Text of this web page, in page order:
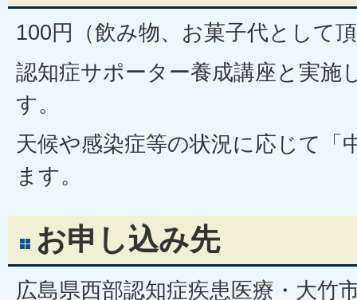
100円（飲み物、お菓子代として
認知症サポーター養成講座と実施
す。
天候や感染症等の状況に応じて「
ます。
お申し込み先
広島県西部認知症疾患医療・大竹